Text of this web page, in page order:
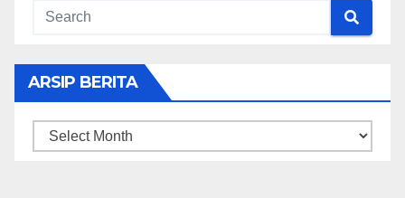
ARSIP BERITA
ARSIP